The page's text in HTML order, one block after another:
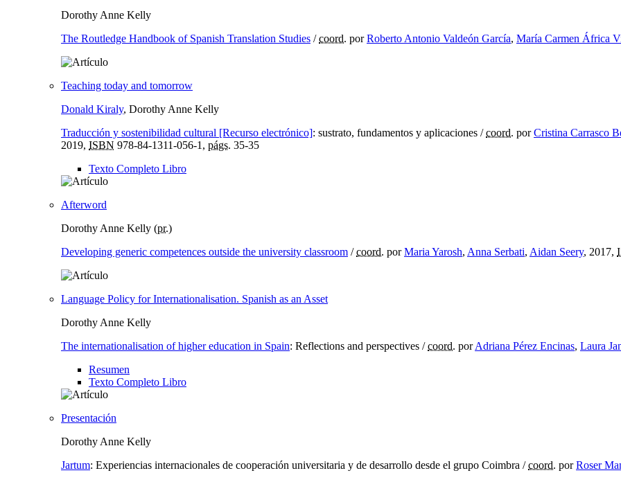
Dorothy Anne Kelly
The Routledge Handbook of Spanish Translation Studies /coord. porRoberto Antonio Valdeón García, María Carmen África
Teaching today and tomorrow
Donald Kiraly, Dorothy Anne Kelly
Traducción y sostenibilidad cultural [Recurso electrónico]: sustrato, fundamentos y aplicaciones /coord. porCristina Carrasco
2019, ISBN 978-84-1311-056-1, págs. 35-35
Texto Completo Libro
Afterword
Dorothy Anne Kelly (pr.)
Developing generic competences outside the university classroom /coord. porMaria Yarosh, Anna Serbati, Aidan Seery, 2017,
Language Policy for Internationalisation. Spanish as an Asset
Dorothy Anne Kelly
The internationalisation of higher education in Spain: Reflections and perspectives /coord. porAdriana Pérez Encinas, Laura
Resumen
Texto Completo Libro
Presentación
Dorothy Anne Kelly
Jartum: Experiencias internacionales de cooperación universitaria y de desarrollo desde el grupo Coimbra /coord. porRoser